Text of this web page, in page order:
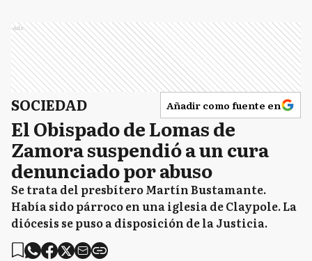
Ads
SOCIEDAD Añadir como fuente en
El Obispado de Lomas de
Zamora suspendió a un cura
denunciado por abuso
Se trata del presbítero Martín Bustamante.
Había sido párroco en una iglesia de Claypole. La
diócesis se puso a disposición de la Justicia.